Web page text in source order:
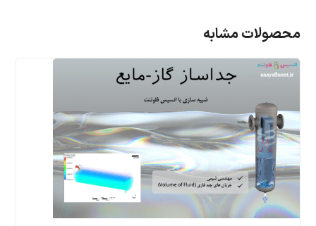
محصولات مشابه